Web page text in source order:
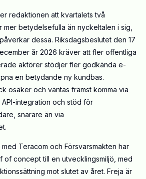
redaktionen att kvartalets två
mer betydelsefulla än nyckeltalen i sig,
dessa. Riksdagsbeslutet den 17
år 2026 kräver att fler offentliga
aktörer stödjer fler godkända e-
en betydande ny kundbas.
osäker och väntas främst komma via
API-integration och stöd för
snarare än via
Teracom och Försvarsmakten har
of concept till en utvecklingsmiljö, med
mot slutet av året. Freja är